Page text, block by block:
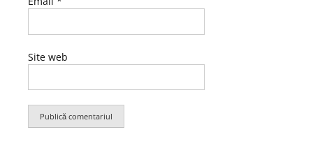
Site web